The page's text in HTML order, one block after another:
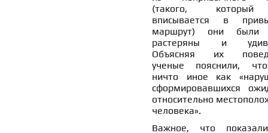
(такого,
вписывается в
маршрут) они были
растеряны и
Объясняя их
ученые пояснили,
ничто иное как
сформировавшихся
относительно
человека».
Важное, что